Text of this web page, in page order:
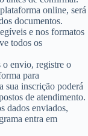
online, será
documentos.
e nos formatos
todos os
o envio, registre o
para
sua inscrição poderá
de atendimento.
dados enviados,
entra em